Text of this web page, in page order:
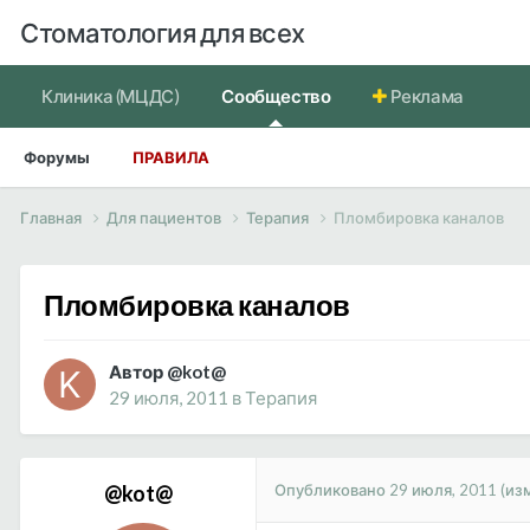
Стоматология для всех
Клиника (МЦДС) Сообщество
Форумы ПРАВИЛА
Реклама
Главная Для пациентов Терапия Пломбировка каналов
Пломбировка каналов
Автор @kot@
29 июля, 2011 вТерапия
@kot@ Опубликовано 29 июля, 2011